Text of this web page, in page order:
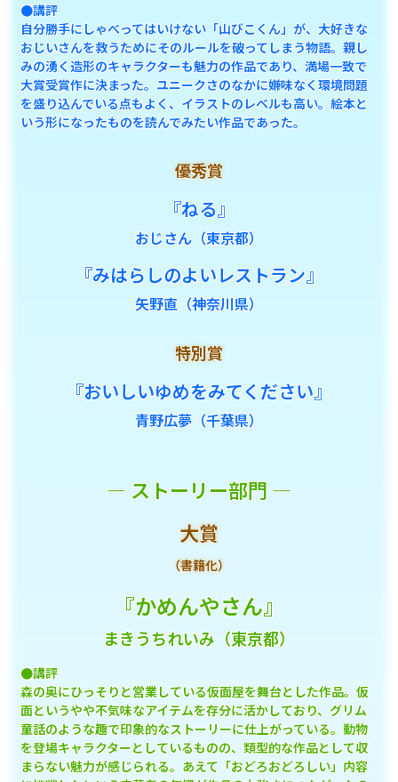
●講評
自分勝手にしゃべってはいけない「山びこくん」が、大好きな
おじいさんを救うためにそのルールを破ってしまう物語。親し
みの湧く造形のキャラクターも魅力の作品であり、満場一致で
大賞受賞作に決まった。ユニークさのなかに嫌味なく環境問題
を盛り込んでいる点もよく、イラストのレベルも高い。絵本と
いう形になったものを読んでみたい作品であった。
優秀賞
『ねる』
おじさん（東京都）
『みはらしのよいレストラン』
矢野直（神奈川県）
特別賞
『おいしいゆめをみてください』
青野広夢（千葉県）
― ストーリー部門 ―
大賞
（書籍化）
『かめんやさん』
まきうちれいみ（東京都）
●講評
森の奥にひっそりと営業している仮面屋を舞台とした作品。仮
面というやや不気味なアイテムを存分に活かしており、グリム
童話のような趣で印象的なストーリーに仕上がっている。動物
を登場キャラクターとしているものの、類型的な作品として収
まらない魅力が感じられる。あえて「おどろおどろしい」内容